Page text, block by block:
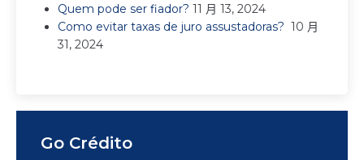
Quem pode ser fiador? 11 月 13, 2024
Como evitar taxas de juro assustadoras? 10 月
31, 2024
Go Crédito